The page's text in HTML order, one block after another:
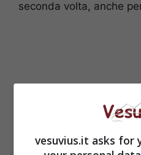
seconda volta, anche
vesuvius.it asks for